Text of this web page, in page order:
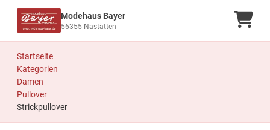
Modehaus Bayer
56355 Nastätten
Startseite
Kategorien
Damen
Pullover
Strickpullover